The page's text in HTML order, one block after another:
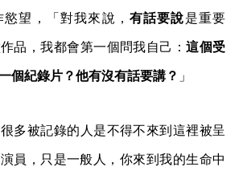
望，「對我來說， 有話要說是重要
品，我都會第一個問我自己：這個受
個紀錄片？他有沒有話要講？ 」
很多被記錄的人是不得不來到這裡被呈
員，只是一般人，你來到我的生命中